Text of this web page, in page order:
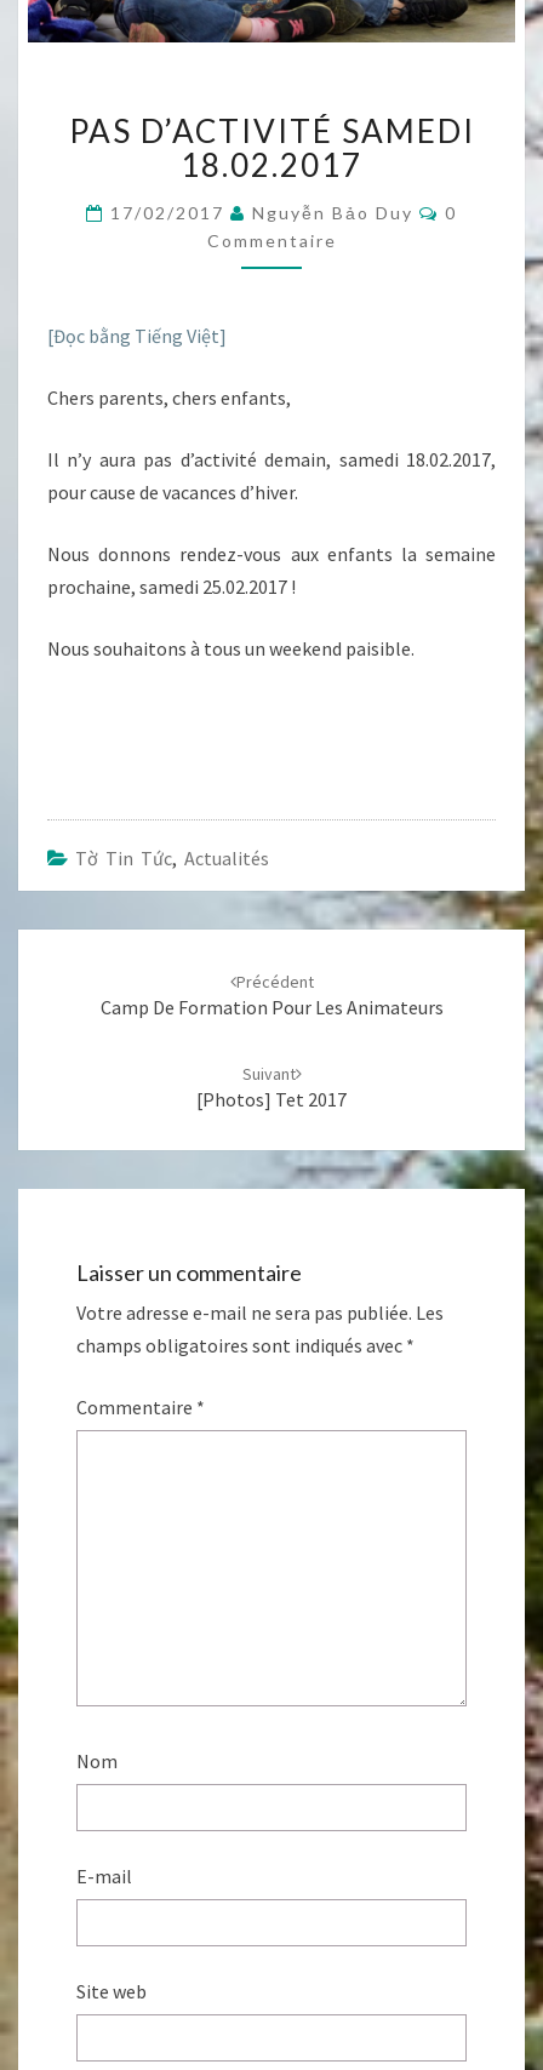
D’ACTIVITÉ
SAMEDI
18.02.2017
PAS D’ACTIVITÉ SAMEDI
18.02.2017
17/02/2017 Nguyễn Bảo Duy
0
Commentaire
[Đọc bằng Tiếng Việt]
Chers parents, chers enfants,
Il n’y aura pas d’activité demain, samedi 18.02.2017,
pour cause de vacances d’hiver.
Nous donnons rendez-vous aux enfants la semaine
prochaine, samedi 25.02.2017 !
Nous souhaitons à tous un weekend paisible.
Tờ Tin Tức, Actualités
Précédent
Camp De Formation Pour Les Animateurs
Suivant
[Photos] Tet 2017
Laisser un commentaire
Votre adresse e-mail ne sera pas publiée. Les
champs obligatoires sont indiqués avec *
Commentaire *
Nom
E-mail
Site web